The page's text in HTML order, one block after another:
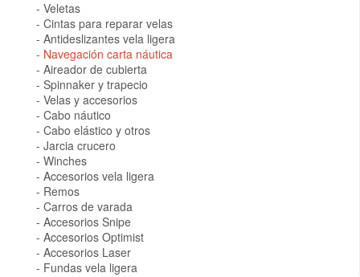
Veletas
Cintas para reparar velas
Antideslizantes vela ligera
Navegación carta náutica
Aireador de cubierta
Spinnaker y trapecio
Velas y accesorios
Cabo náutico
Cabo elástico y otros
Jarcia crucero
Winches
Accesorios vela ligera
Remos
Carros de varada
Accesorios Snipe
Accesorios Optimist
Accesorios Laser
Fundas vela ligera